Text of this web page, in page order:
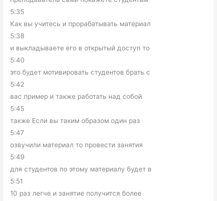
5:35
Как вы учитесь и прорабатывать материал
5:38
и выкладываете его в открытый доступ то
5:40
это будет мотивировать студентов брать с
5:42
вас пример и также работать над собой
5:45
также Если вы таким образом один раз
5:47
озвучили материал то провести занятия
5:49
для студентов по этому материалу будет в
5:51
10 раз легче и занятие получится более